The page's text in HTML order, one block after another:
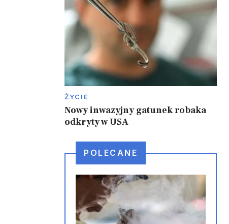
ŻYCIE
Nowy inwazyjny gatunek robaka
odkryty w USA
POLECANE